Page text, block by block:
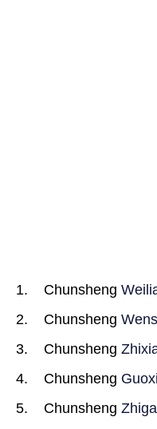
Chunsheng
Chunsheng
Chunsheng
Chunsheng
Chunsheng